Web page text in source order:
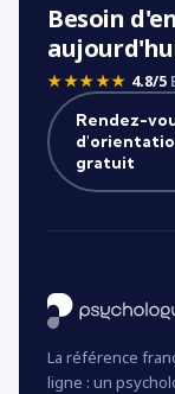
Besoin
★★★★★ 4.8/5
Rendez-
gratuit
La référence
ligne : un